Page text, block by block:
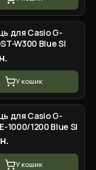
для Casio G-
W300 Blue SI
У кошик
для Casio G-
1000/1200 Blue SI
У кошик